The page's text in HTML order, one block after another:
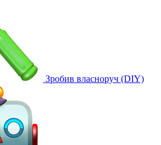
Зробив власноруч (DIY)